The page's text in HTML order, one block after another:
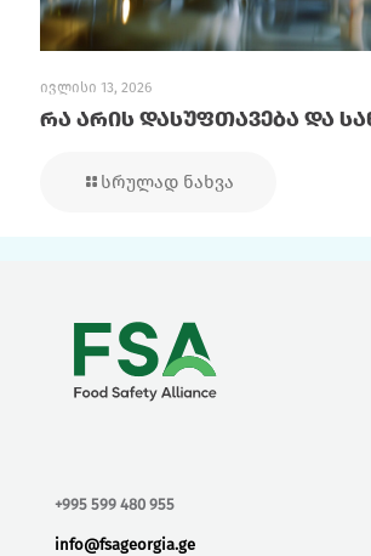
ივლისი 13, 2026
რა არის დასუფთავება და
სრულად ნახვა
+995 599 480 955
info@fsageorgia.ge